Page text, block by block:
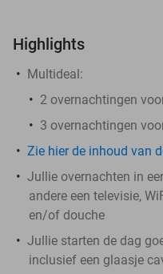
Highlights
Multideal:
2 overnachtingen
3 overnachtingen
Zie hier de inhoud van
Jullie overnachten in
andere een televisie,
en/of douche
Jullie starten de dag
inclusief een glaasje